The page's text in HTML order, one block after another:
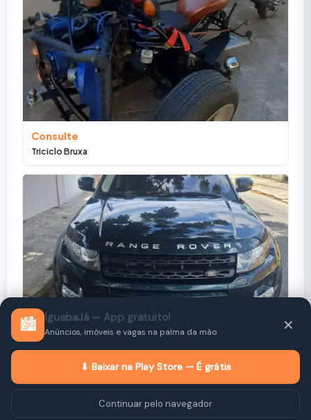
Consulte
Triciclo Bruxa
R$ 86.990
Land Rover Range Rover Evoque Prestige 2.0 Aut. 5P 2013
🏙️ IguabaJá — App gratuito!
Anúncios, imóveis e vagas na palma da mão ✕
⬇ Baixar na Play Store — É grátis
Continuar pelo navegador